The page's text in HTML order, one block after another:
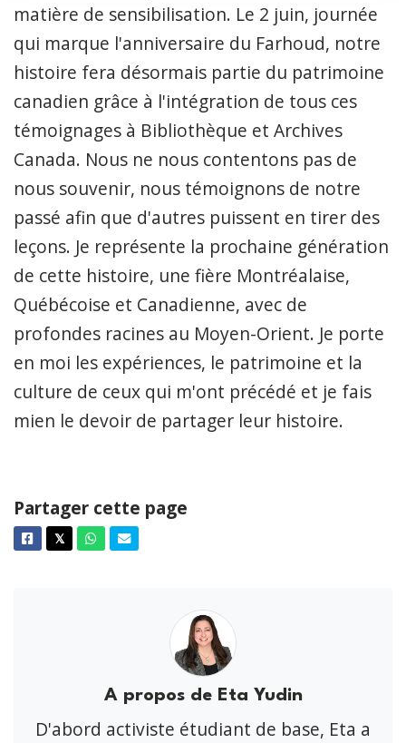
matière de sensibilisation. Le 2 juin, journée
qui marque l'anniversaire du Farhoud, notre
histoire fera désormais partie du patrimoine
canadien grâce à l'intégration de tous ces
témoignages à Bibliothèque et Archives
Canada. Nous ne nous contentons pas de
nous souvenir, nous témoignons de notre
passé afin que d'autres puissent en tirer des
leçons. Je représente la prochaine génération
de cette histoire, une fière Montréalaise,
Québécoise et Canadienne, avec de
profondes racines au Moyen-Orient. Je porte
en moi les expériences, le patrimoine et la
culture de ceux qui m'ont précédé et je fais
mien le devoir de partager leur histoire.
Partager cette page
Facebook
𝕏TwitterWhatsappCourriel
A propos de Eta Yudin
D'abord activiste étudiant de base, Eta a